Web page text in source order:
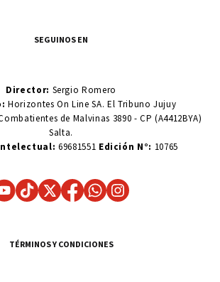
SEGUINOS EN
Director: Sergio Romero
Horizontes On Line SA. El Tribuno Jujuy
de Malvinas 3890 - CP (A4412BYA)
Salta.
69681551 Edición N°: 10765
TÉRMINOS Y CONDICIONES